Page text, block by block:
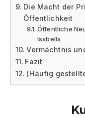
Die Macht der
Öffentlichkeit
Öffentliche
Isabella
Vermächtnis
Fazit
(Häufig